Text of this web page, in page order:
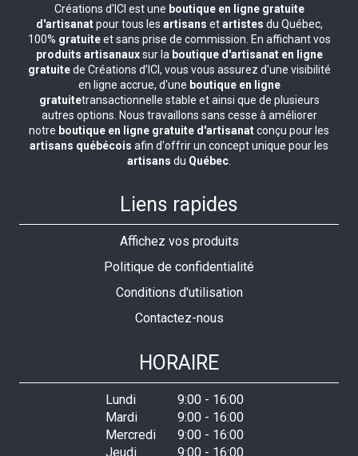
Créations d'ICI est une boutique en ligne gratuite
d'artisanatpour tous les artisans etartistes du Québec,
100% gratuiteet sans prise de commission. En affichant vos
produits artisanauxsur la boutique d'artisanat en ligne
gratuitede Créations d’ICI, vous vous assurez d'une visibilité
en ligne accrue, d'une boutique en ligne
gratuitetransactionnelle stable et ainsi que de plusieurs
autres options. Nous travaillons sans cesse à améliorer
notre boutique en ligne gratuite d'artisanatconçu pour les
artisans québécois afin d'offrir un concept unique pour les
artisans du Québec
Liens rapides
Affichez vos produits
Politique de confidentialité
Conditions d'utilisation
Contactez-nous
HORAIRE
Lundi 9:00- 16:00
Mardi
9:00- 16:00
Mercredi
9:00- 16:00
Jeudi
9:00- 16:00